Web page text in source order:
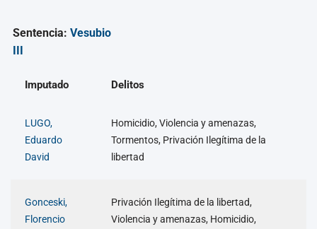
Sentencia:Vesubio
Imputado Delitos
LUGO,
Eduardo
David
Homicidio, Violencia y amenazas,
Tormentos, Privación Ilegítima de la
libertad
Gonceski,
Florencio
Privación Ilegítima de la libertad,
Violencia y amenazas, Homicidio,